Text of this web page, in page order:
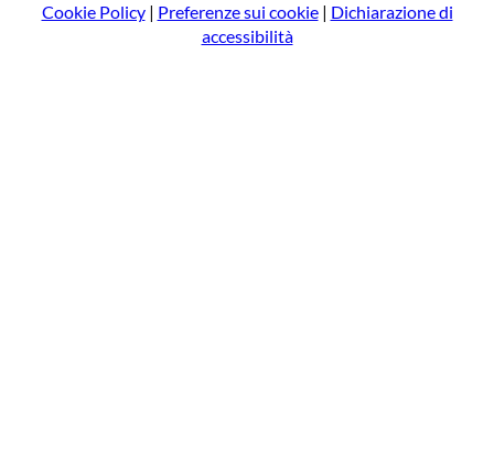
Cookie Policy| Preferenze sui cookie| Dichiarazione di
accessibilità